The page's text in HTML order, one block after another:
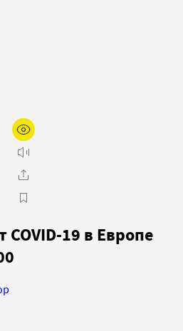
19 в Европе